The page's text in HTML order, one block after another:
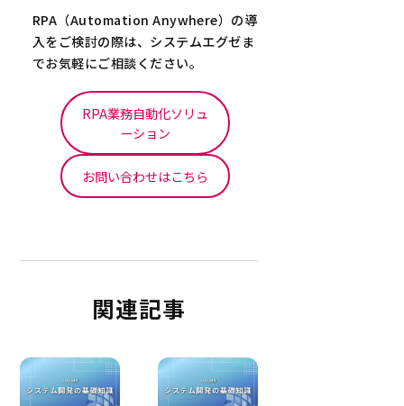
RPA（Automation Anywhere）の導
入をご検討の際は、システムエグゼま
でお気軽にご相談ください。
RPA業務自動化ソリュ
ーション
お問い合わせはこちら
関連記事